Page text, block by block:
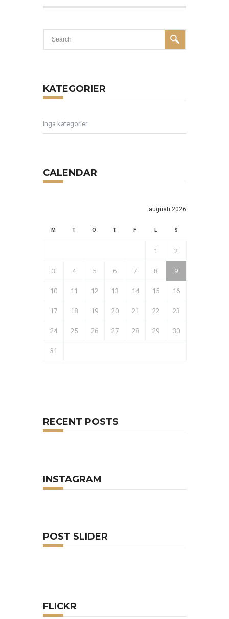
KATEGORIER
Inga kategorier
CALENDAR
augusti 2026
M T O T F L S
1 2
3 4 5 6 7 8 9
10 11 12 13 14 15 16
17 18 19 20 21 22 23
24 25 26 27 28 29 30
31
RECENT POSTS
INSTAGRAM
POST SLIDER
FLICKR